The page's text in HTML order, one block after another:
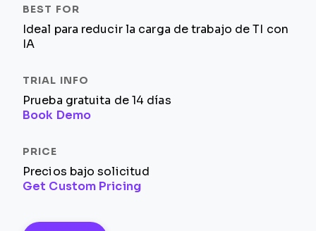
Ideal para reducir la carga de trabajo de TI con
IA
Prueba gratuita de 14 días
Book Demo
Precios bajo solicitud
Get Custom Pricing